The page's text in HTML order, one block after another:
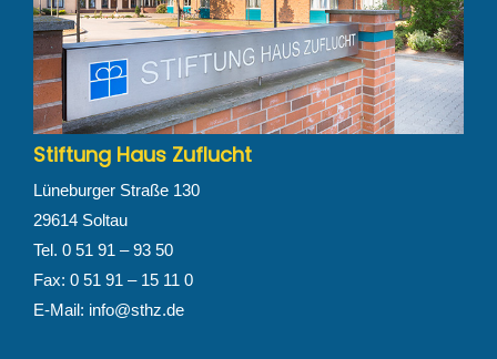
Stiftung Haus Zuflucht
Lüneburger Straße 130
29614 Soltau
Tel. 0 51 91 – 93 50
Fax: 0 51 91 – 15 11 0
E-Mail: info@sthz.de